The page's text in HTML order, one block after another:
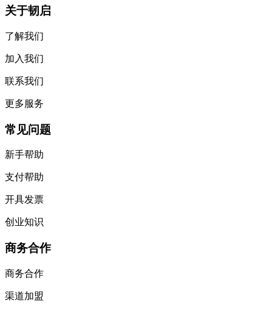
关于韧启
了解我们
加入我们
联系我们
更多服务
常见问题
新手帮助
支付帮助
开具发票
创业知识
商务合作
商务合作
渠道加盟